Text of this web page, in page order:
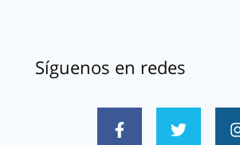
Síguenos en redes